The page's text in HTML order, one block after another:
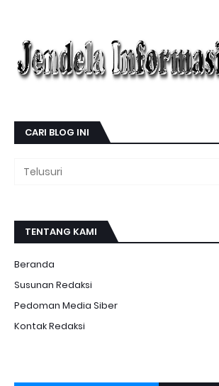
CARI BLOG INI
TENTANG KAMI
Beranda
Susunan Redaksi
Pedoman Media Siber
Kontak Redaksi